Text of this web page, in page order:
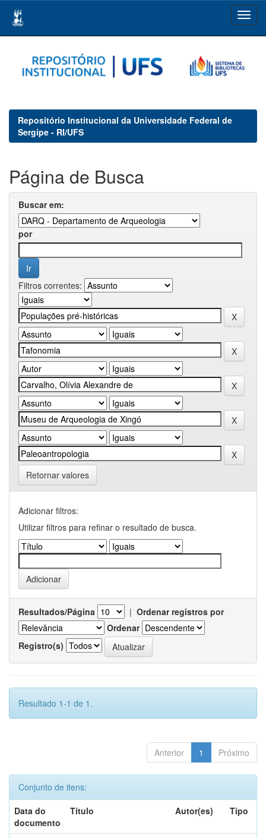
navigation
Repositório Institucional da Universidade Federal de
Sergipe - RI/UFS
Página de Busca
Buscar em:
por
Filtros correntes:
Retornar valores
Adicionar filtros:
Utilizar filtros para refinar o resultado de busca.
Resultados/Página | Ordenar registros por
Ordenar
Registro(s)
Resultado 1-1 de 1.
Anterior 1 Próximo
Conjunto de itens:
Data do
documento
Título Autor(es) Tipo